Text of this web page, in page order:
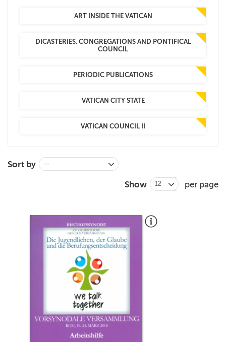
CEI
ART INSIDE THE VATICAN
DICASTERIES, CONGREGATIONS AND PONTIFICAL
COUNCIL
PERIODIC PUBLICATIONS
VATICAN CITY STATE
VATICAN COUNCIL II
Sort by --
Show 12 per page